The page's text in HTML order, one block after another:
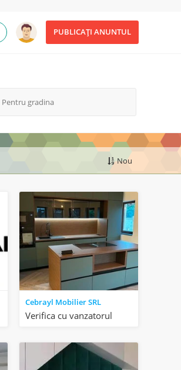
PUBLICAȚI ANUNTUL
Pentru gradina
Nou
Cebrayl Mobilier SRL
Verifica cu vanzatorul